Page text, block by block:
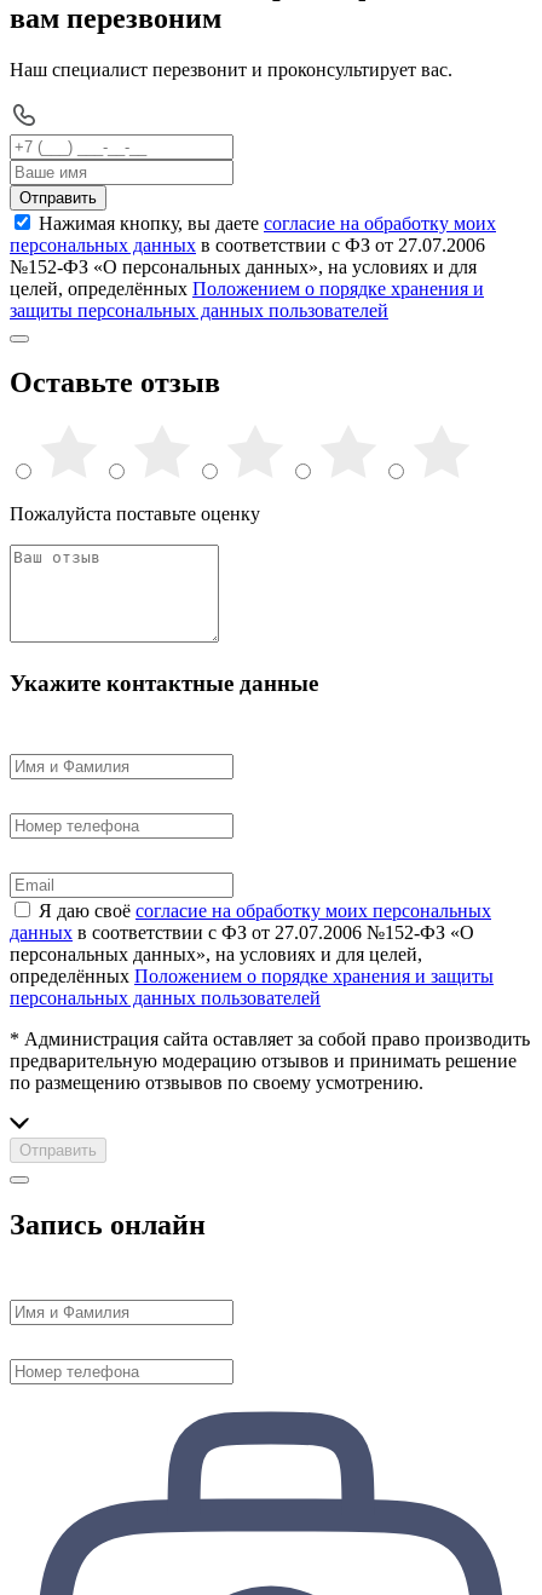
вам перезвоним
Наш специалист перезвонит и проконсультирует вас.
Отправить
Нажимая кнопку, вы даете согласие на обработку моих
персональных данных в соответствии с ФЗ от 27.07.2006
№152-ФЗ «О персональных данных», на условиях и для
целей, определённых Положением о порядке хранения и
защиты персональных данных пользователей
Оставьте отзыв
Пожалуйста поставьте оценку
Укажите контактные данные
Я даю своё согласие на обработку моих персональных
данных в соответствии с ФЗ от 27.07.2006 №152-ФЗ «О
персональных данных», на условиях и для целей,
определённых Положением о порядке хранения и защиты
персональных данных пользователей
* Администрация сайта оставляет за собой право производить
предварительную модерацию отзывов и принимать решение
по размещению отзвывов по своему усмотрению.
Отправить
Запись онлайн